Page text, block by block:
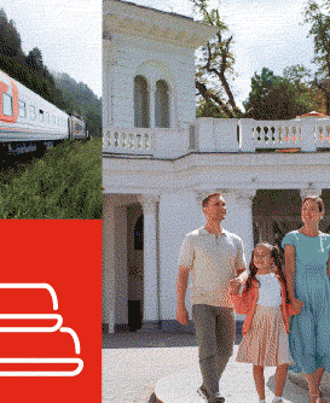
Хоккеист Ковальчук
карьеру
Возможный новичок
Нападающий Соболев